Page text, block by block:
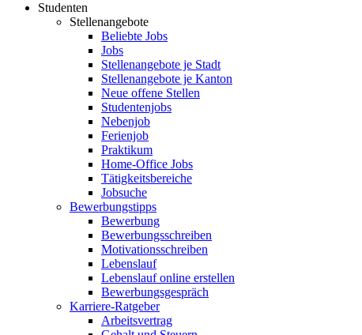
Studenten
Stellenangebote
Beliebte Jobs
Jobs
Stellenangebote je Stadt
Stellenangebote je Kanton
Neue offene Stellen
Studentenjobs
Nebenjob
Ferienjob
Praktikum
Home-Office Jobs
Tätigkeitsbereiche
Jobsuche
Bewerbungstipps
Bewerbung
Bewerbungsschreiben
Motivationsschreiben
Lebenslauf
Lebenslauf online erstellen
Bewerbungsgespräch
Karriere-Ratgeber
Arbeitsvertrag